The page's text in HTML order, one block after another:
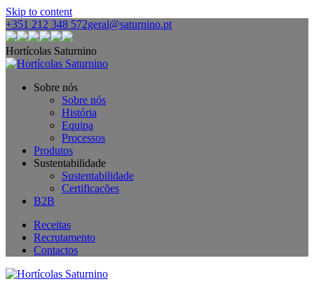
Skip to content
+351 212 348 572geral@saturnino.pt
Hortícolas Saturnino
Sobre nós
Sobre nós
História
Equipa
Processos
Produtos
Sustentabilidade
Sustentabilidade
Certificações
B2B
Receitas
Recrutamento
Contactos